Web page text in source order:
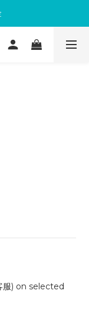
物金
服) on selected